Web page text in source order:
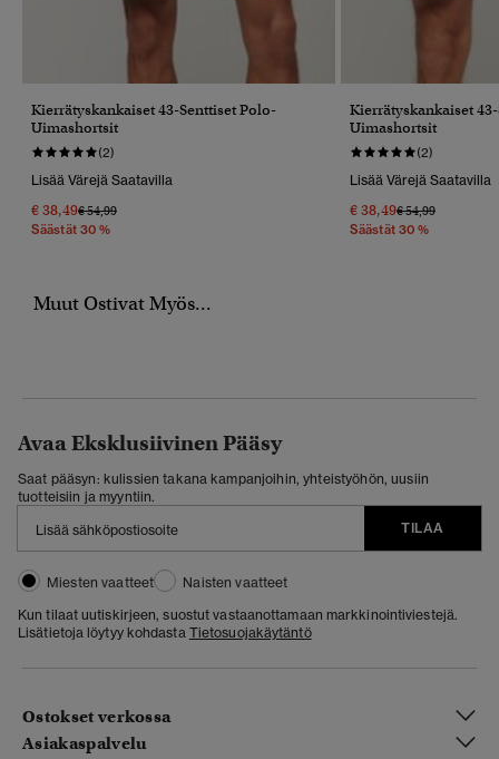
Kierrätyskankaiset 43-Senttiset Polo-
Uimashortsit
(2)
Lisää Värejä Saatavilla
€ 38,49Hinta Alennettu Hinnasta
€ 54,99Hintaan
Säästät 30 %
Kierrätyskankaiset
Uimashortsit
(2)
Lisää Värejä Saatavilla
€ 38,49Hinta Alennettu
€ 54,99Hintaan
Säästät 30 %
Muut Ostivat Myös...
Avaa Eksklusiivinen Pääsy
Saat pääsyn: kulissien takana kampanjoihin, yhteistyöhön, uusiin
tuotteisiin ja myyntiin.
TILAA
Miesten vaatteet
Naisten vaatteet
Kun tilaat uutiskirjeen, suostut vastaanottamaan markkinointiviestejä.
Lisätietoja löytyy kohdasta Tietosuojakäytäntö
Ostokset verkossa
Asiakaspalvelu